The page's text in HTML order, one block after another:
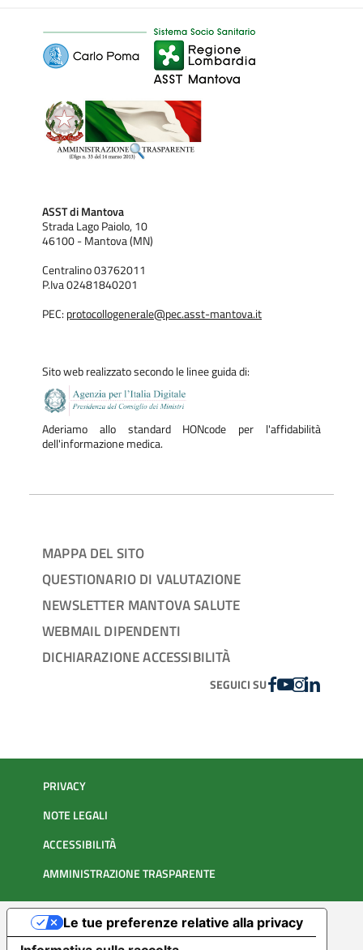
ASST di Mantova
Strada Lago Paiolo, 10
46100 - Mantova (MN)
Centralino 03762011
P.Iva 02481840201
PEC: protocollogenerale@pec.asst-mantova.it
Sito web realizzato secondo le linee guida di:
Aderiamo allo standard HONcode per l'affidabilità
dell'informazione medica.
MAPPA DEL SITO
QUESTIONARIO DI VALUTAZIONE
NEWSLETTER MANTOVA SALUTE
WEBMAIL DIPENDENTI
DICHIARAZIONE ACCESSIBILITÀ
SEGUICI SUFACEBOOK
YOUTUBE
INSTAGRAM
LINKEDIN
PRIVACY
NOTE LEGALI
ACCESSIBILITÀ
AMMINISTRAZIONE TRASPARENTE
Le tue preferenze relative alla privacy